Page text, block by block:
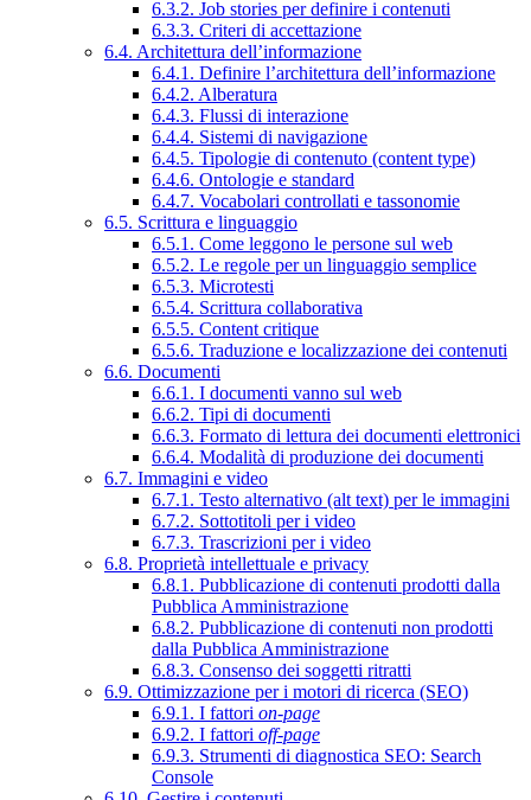
6.3.2. Job stories per definire i contenuti
6.3.3. Criteri di accettazione
6.4. Architettura dell’informazione
6.4.1. Definire l’architettura dell’informazione
6.4.2. Alberatura
6.4.3. Flussi di interazione
6.4.4. Sistemi di navigazione
6.4.5. Tipologie di contenuto (content type)
6.4.6. Ontologie e standard
6.4.7. Vocabolari controllati e tassonomie
6.5. Scrittura e linguaggio
6.5.1. Come leggono le persone sul web
6.5.2. Le regole per un linguaggio semplice
6.5.3. Microtesti
6.5.4. Scrittura collaborativa
6.5.5. Content critique
6.5.6. Traduzione e localizzazione dei contenuti
6.6. Documenti
6.6.1. I documenti vanno sul web
6.6.2. Tipi di documenti
6.6.3. Formato di lettura dei documenti elettronici
6.6.4. Modalità di produzione dei documenti
6.7. Immagini e video
6.7.1. Testo alternativo (alt text) per le immagini
6.7.2. Sottotitoli per i video
6.7.3. Trascrizioni per i video
6.8. Proprietà intellettuale e privacy
6.8.1. Pubblicazione di contenuti prodotti dalla
Pubblica Amministrazione
6.8.2. Pubblicazione di contenuti non prodotti
dalla Pubblica Amministrazione
6.8.3. Consenso dei soggetti ritratti
6.9. Ottimizzazione per i motori di ricerca (SEO)
6.9.1. I fattori on-page
6.9.2. I fattori off-page
6.9.3. Strumenti di diagnostica SEO: Search
Console